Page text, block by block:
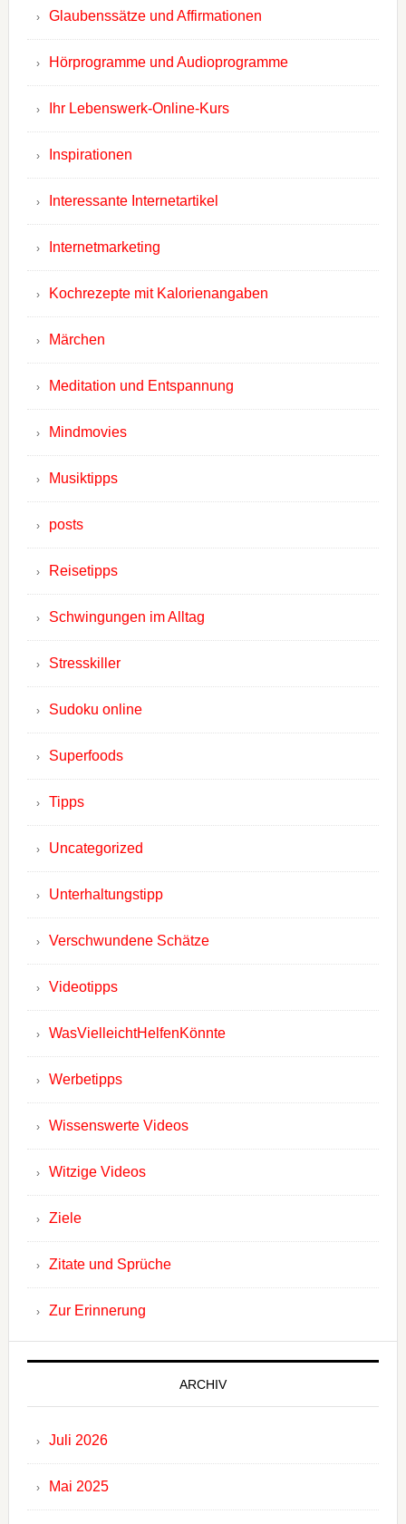
Glaubenssätze und Affirmationen
Hörprogramme und Audioprogramme
Ihr Lebenswerk-Online-Kurs
Inspirationen
Interessante Internetartikel
Internetmarketing
Kochrezepte mit Kalorienangaben
Märchen
Meditation und Entspannung
Mindmovies
Musiktipps
posts
Reisetipps
Schwingungen im Alltag
Stresskiller
Sudoku online
Superfoods
Tipps
Uncategorized
Unterhaltungstipp
Verschwundene Schätze
Videotipps
WasVielleichtHelfenKönnte
Werbetipps
Wissenswerte Videos
Witzige Videos
Ziele
Zitate und Sprüche
Zur Erinnerung
ARCHIV
Juli 2026
Mai 2025